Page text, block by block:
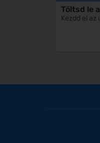
Töltsd le
Kezdd el